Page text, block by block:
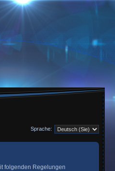
Sprache:
folgenden Regelungen